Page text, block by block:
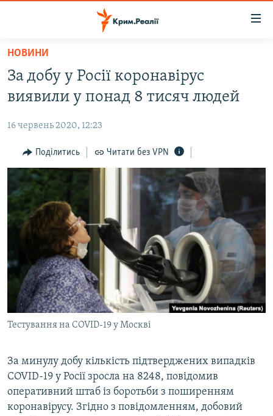
Перейти
основного
матеріалу
до
навігації
Перейти
пошуку
НОВИНИ
ВОДА.КРИМ
ВІДЕО ТА ФОТО
ПОЛІТИКА
БЛОГИ
ПОГЛЯД
ІНТЕРВ'Ю
ВСЕ ЗА ДЕНЬ
СПЕЦПРОЕКТИ
ДЕПОРТАЦІЯ
ВІДЕОУРОКИ «ELIFBE»
СВІДЧЕННЯ ОКУПАЦІЇ
УКРАЇНСЬКА ПРОБЛЕМА КРИМУ
ЯК ОБІЙТИ БЛОКУВАННЯ
Русский
Qırımtatar
Усі сайти RFE/RL
НОВИНИ
За добу у Росії коронавірус
виявили у понад 8 тисяч людей
16 червень 2020, 12:23
Поділитись Читати без VPN
Тестування на COVID-19 у Москві
За минулу добу кількість підтверджених випадків
COVID-19 у Росії зросла на 8248, повідомив
оперативний штаб із боротьби з поширенням
коронавірусу. Згідно з повідомленням, добовий